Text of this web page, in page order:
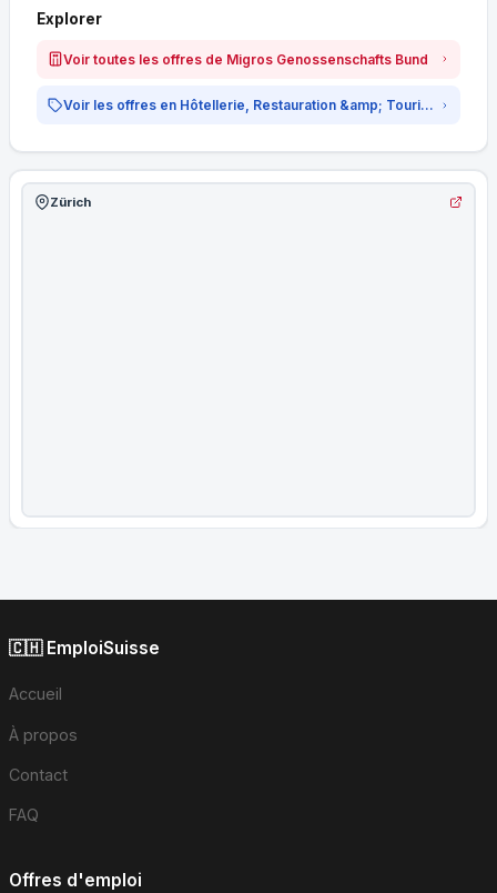
Explorer
Voir toutes les offres de Migros Genossenschafts Bund
Voir les offres en Hôtellerie, Restauration &amp; Tourisme
Zürich
🇨🇭 EmploiSuisse
Accueil
À propos
Contact
FAQ
Offres d'emploi